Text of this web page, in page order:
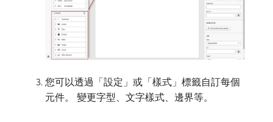
您可以透過「設定」或「樣式」標籤自訂每個
元件。 變更字型、文字樣式、邊界等。